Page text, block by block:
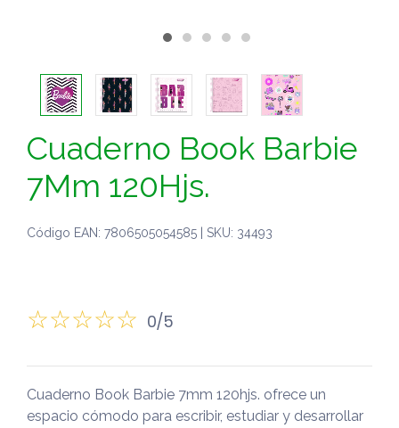
Cuaderno Book Barbie
7Mm 120Hjs.
Código EAN: 7806505054585 | SKU: 34493
0/5
Cuaderno Book Barbie 7mm 120hjs. ofrece un
espacio cómodo para escribir, estudiar y desarrollar